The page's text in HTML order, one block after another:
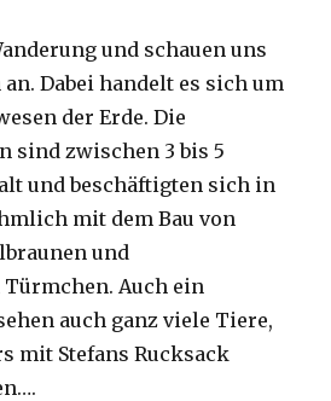
und schauen uns
Dabei handelt es sich um
der Erde. Die
sind zwischen 3 bis 5
und beschäftigten sich in
mit dem Bau von
und
Auch ein
auch ganz viele Tiere,
mit Stefans Rucksack